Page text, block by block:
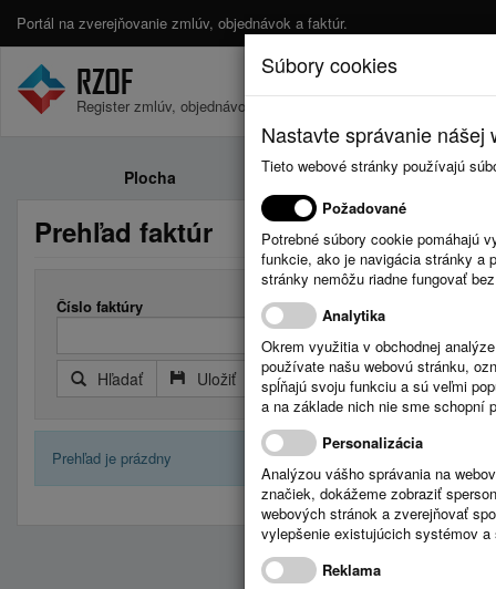
Portál na zverejňovanie zmlúv, objednávok a faktúr.
Register zmlúv, objednávok a faktúr.
Plocha Zmluvy
Prehľad faktúr
Číslo faktúry
Hľadať Uložiť Reset Rozšírený filter
Prehľad je prázdny
Súbory cookies
Nastavte správanie
Tieto webové stránky používajú
Požadované
Potrebné súbory cookie pomáhajú
funkcie, ako je navigácia stránky a
stránky nemôžu riadne fungovať
Analytika
Okrem využitia v obchodnej
používate našu webovú stránku,
spĺňajú svoju funkciu a sú veľmi
a na základe nich nie sme schopní
Personalizácia
Analýzou vášho správania na
značiek, dokážeme zobraziť
webových stránok a zverejňovať
vylepšenie existujúcich systémov
Reklama